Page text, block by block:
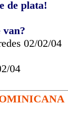
de plata!
van?
02/02/04
04